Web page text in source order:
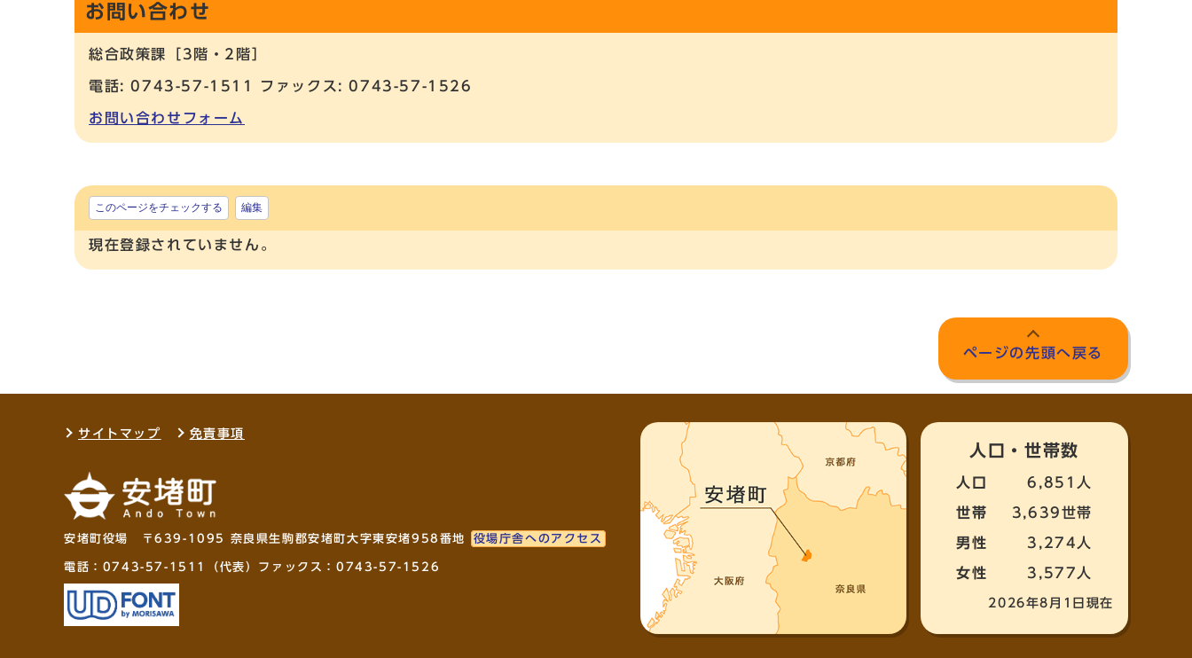
お問い合わせ
総合政策課［3階・2階］
電話: 0743-57-1511 ファックス: 0743-57-1526
お問い合わせフォーム
このページをチェックする 編集
現在登録されていません。
ページの先頭へ戻る
サイトマップ 免責事項
安堵町役場 〒639-1095 奈良県生駒郡安堵町大字東安堵958番地 役場庁舎へのアクセス
電話： 0743-57-1511 （代表）ファックス：0743-57-1526
人口・世帯数
人口 6,851人
世帯 3,639世帯
男性 3,274人
女性 3,577人
2026年8月1日現在